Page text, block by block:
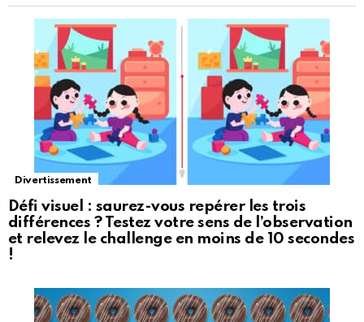
Divertissement
Défi visuel : saurez-vous repérer les trois
différences ? Testez votre sens de l’observation
et relevez le challenge en moins de 10 secondes
!